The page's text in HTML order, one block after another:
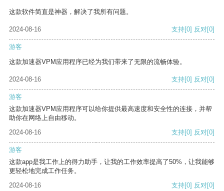
这款软件简直是神器，解决了我所有问题。
2024-08-16 支持[0] 反对[0]
游客
这款加速器VPM应用程序已经为我们带来了无限的流畅体验。
2024-08-16 支持[0] 反对[0]
游客
这款加速器VPM应用程序可以给你提供最高速度和安全性的连接，并帮
助你在网络上自由移动。
2024-08-16
支持[0] 反对[0]
游客
这款app是我工作上的得力助手，让我的工作效率提高了50%，让我能够
更轻松地完成工作任务。
2024-08-16
支持[0] 反对[0]